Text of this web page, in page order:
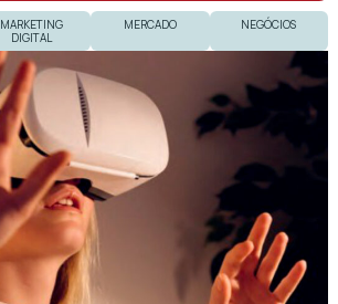
MARKETING
DIGITAL
MERCADO NEGÓCIOS